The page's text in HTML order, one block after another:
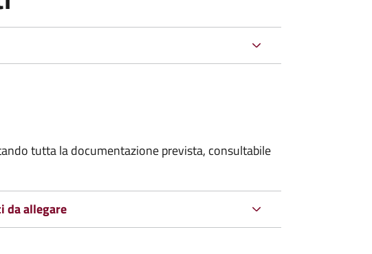
tutta la documentazione prevista, consultabile
da allegare